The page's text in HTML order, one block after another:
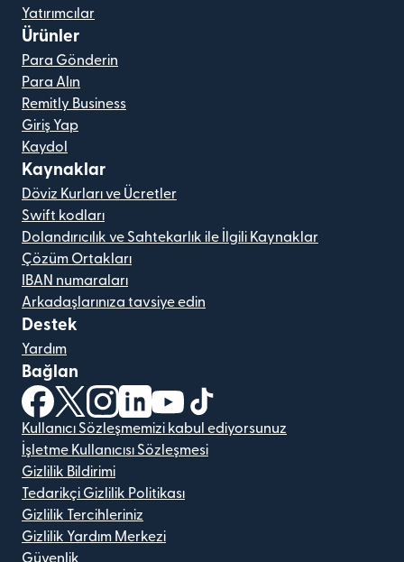
Yatırımcılar
Ürünler
Para Gönderin
Para Alın
Remitly Business
Giriş Yap
Kaydol
Kaynaklar
Döviz Kurları ve Ücretler
Swift kodları
Dolandırıcılık ve Sahtekarlık ile İlgili Kaynaklar
Çözüm Ortakları
IBAN numaraları
Arkadaşlarınıza tavsiye edin
Destek
Yardım
Bağlan
(yeni pencerede açılır)
(yeni pencerede açılır)
(yeni pencerede açılır)
(yeni pencerede açılır)
(yeni pencerede açılır)
Kullanıcı Sözleşmemizi kabul ediyorsunuz
İşletme Kullanıcısı Sözleşmesi
Gizlilik Bildirimi
Tedarikçi Gizlilik Politikası
Gizlilik Tercihleriniz
Gizlilik Yardım Merkezi
Güvenlik